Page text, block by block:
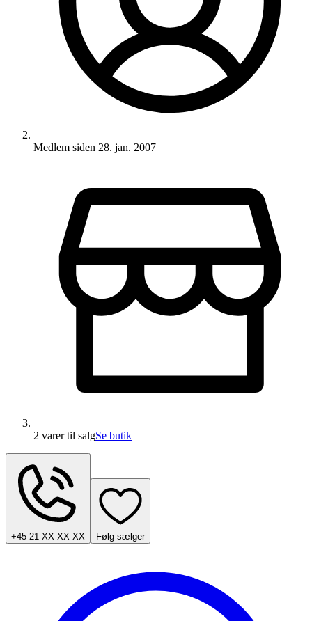
Medlem siden 28. jan. 2007
2 varertil salgSe butik
+45 21 XX XX XX Følg sælger